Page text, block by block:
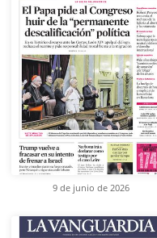
9 de junio de 2026